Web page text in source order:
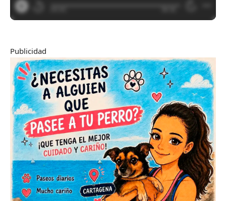
Publicidad